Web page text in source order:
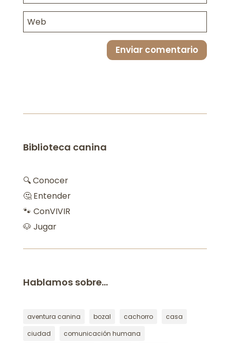
Enviar comentario
Biblioteca canina
🔍 Conocer
🤔 Entender
🐾 ConVIVIR
🐶 Jugar
Hablamos sobre…
aventura canina bozal cachorro
casa
ciudad
comunicación humana